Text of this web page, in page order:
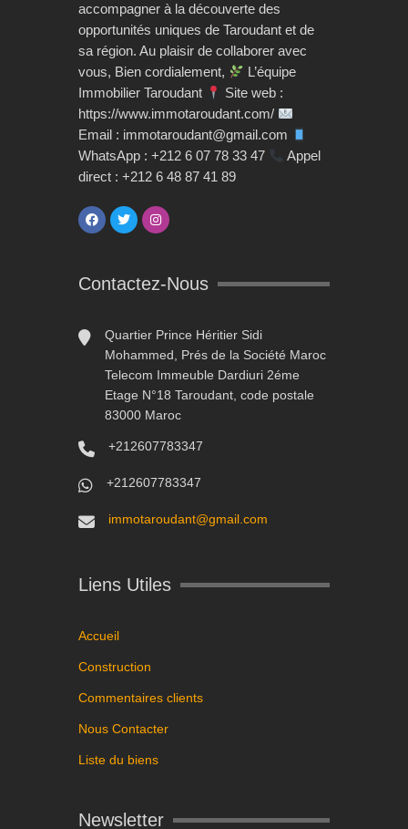
accompagner à la découverte des
opportunités uniques de Taroudant et de
sa région. Au plaisir de collaborer avec
vous, Bien cordialement,
L’équipe
Immobilier Taroudant
Site web :
https://www.immotaroudant.com/
Email : immotaroudant@gmail.com
WhatsApp : +212 6 07 78 33 47
Appel
direct : +212 6 48 87 41 89
Contactez-Nous
Quartier Prince Héritier Sidi
Mohammed, Prés de la Société Maroc
Telecom Immeuble Dardiuri 2éme
Etage N°18 Taroudant, code postale
83000 Maroc
+212607783347
+212607783347
immotaroudant@gmail.com
Liens Utiles
Accueil
Construction
Commentaires clients
Nous Contacter
Liste du biens
Newsletter